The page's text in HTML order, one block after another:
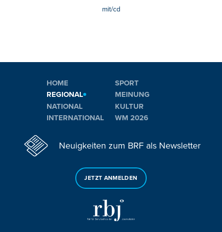
mit/cd
HOME
REGIONAL
NATIONAL
INTERNATIONAL
SPORT
MEINUNG
KULTUR
WM 2026
Neuigkeiten zum BRF als Newsletter
JETZT ANMELDEN